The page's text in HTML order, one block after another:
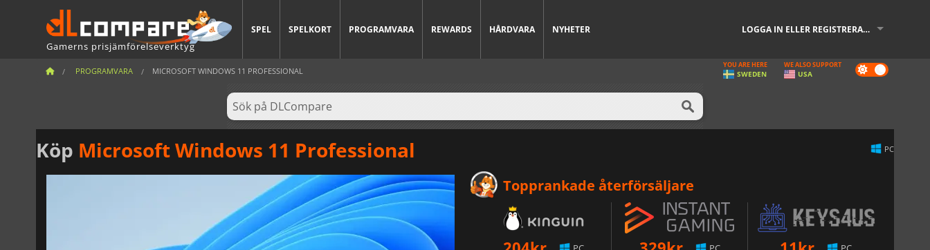
Gamerns prisjämförelseverktyg
SPEL SPELKORT PROGRAMVARA REWARDS HÅRDVARA NYHETER LOGGA IN ELLER REGISTRERA DIG
PROGRAMVARA MICROSOFT WINDOWS 11 PROFESSIONAL Dark
mode
YOU ARE HERE
SWEDEN
WE ALSO SUPPORT
USA
Köp Microsoft Windows 11 Professional PC
Topprankade återförsäljare